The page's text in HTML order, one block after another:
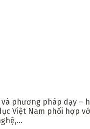
phương pháp dạy –
Việt Nam phối hợp